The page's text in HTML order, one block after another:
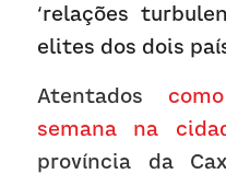
‘relações
elites dos dois
Atentados
semana na
província da